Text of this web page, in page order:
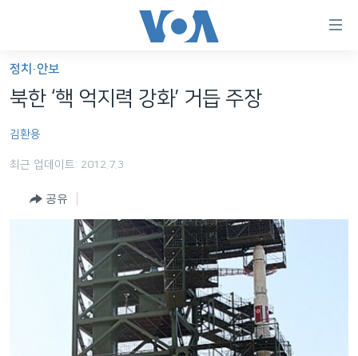
가
능
메
VOD
라디오
프로그램
주파수 안내
언어 선택
정치·안보
북한 ‘핵 억지력 강화’ 거듭 주장
김환용
최근 업데이트: 2012.7.3
공유